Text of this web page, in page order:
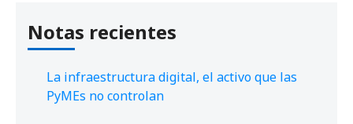
Notas recientes
La infraestructura digital, el activo que las
PyMEs no controlan